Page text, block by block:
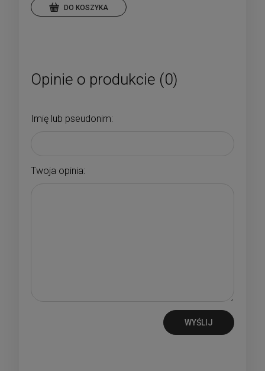
DO KOSZYKA
Opinie o produkcie (0)
Imię lub pseudonim:
Twoja opinia:
WYŚLIJ